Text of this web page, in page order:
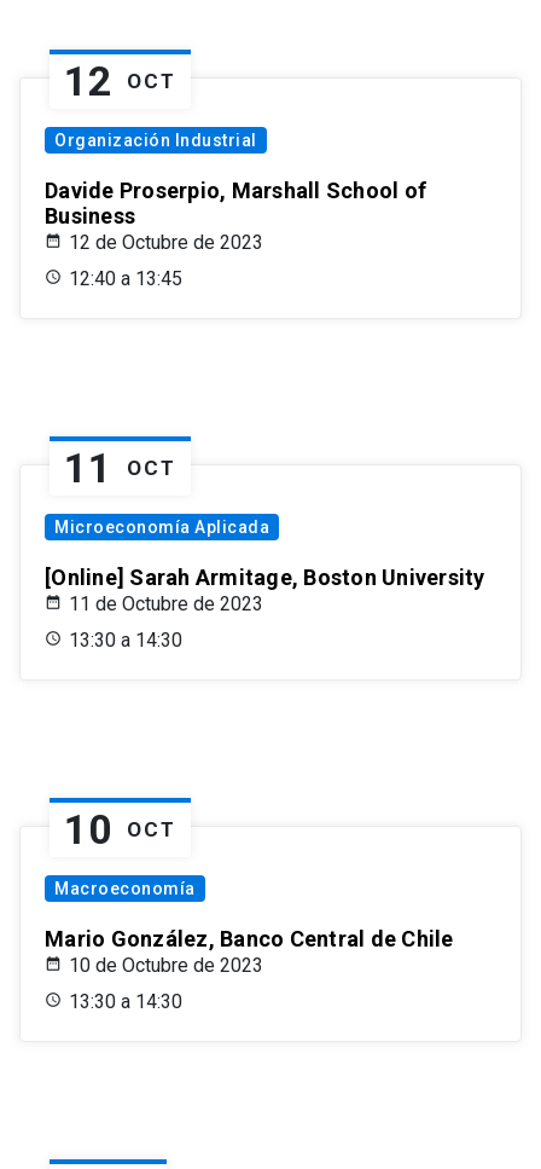
12 OCT
Organización Industrial
Davide Proserpio, Marshall School of
Business
12 de Octubre de 2023
12:40 a 13:45
11 OCT
Microeconomía Aplicada
[Online] Sarah Armitage, Boston University
11 de Octubre de 2023
13:30 a 14:30
10 OCT
Macroeconomía
Mario González, Banco Central de Chile
10 de Octubre de 2023
13:30 a 14:30